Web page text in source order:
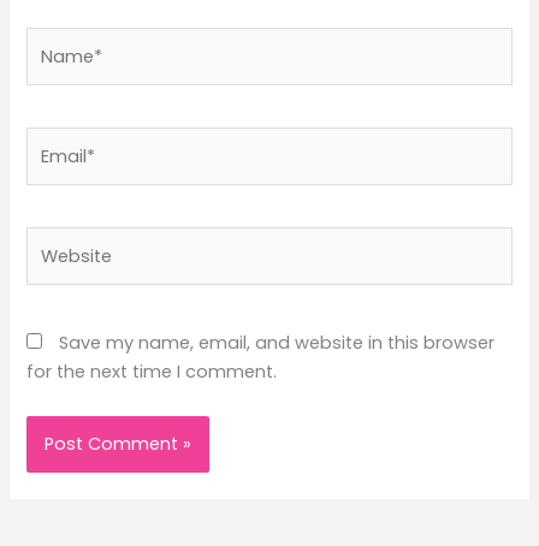
Save my name, email, and website in this browser
for the next time I comment.